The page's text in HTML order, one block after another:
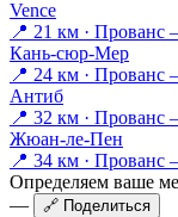
Vence
📍 21 км ·
Кань-сюр-Мер
📍 24 км ·
Антиб
📍 32 км ·
Жюан-ле-Пен
📍 34 км ·
Определяем ваше
—
🔗 Поделиться